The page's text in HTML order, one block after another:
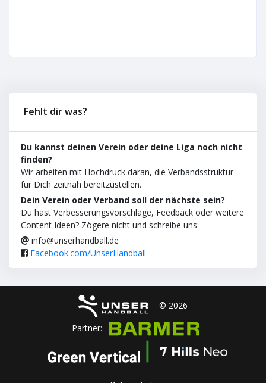
Fehlt dir was?
Du kannst deinen Verein oder deine Liga noch nicht
finden?
Wir arbeiten mit Hochdruck daran, die Verbandsstruktur
für Dich zeitnah bereitzustellen.
Dein Verein oder Verband soll der nächste sein?
Du hast Verbesserungsvorschläge, Feedback oder weitere
Content Ideen? Zögere nicht und schreibe uns:
info@unserhandball.de
Facebook.com/UnserHandball
© 2026
Partner: